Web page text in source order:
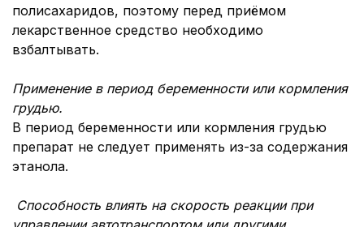
полисахаридов, поэтому перед приёмом
лекарственное средство необходимо
взбалтывать.
Применение в период беременности или кормления
грудью.
В период беременности или кормления грудью
препарат не следует применять из-за содержания
этанола.
Способность влиять на скорость реакции при